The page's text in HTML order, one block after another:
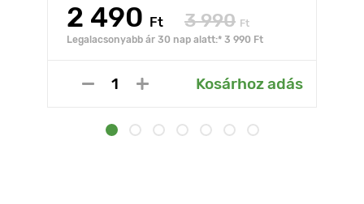
2 490 Ft 3 990 Ft
Legalacsonyabb ár 30 nap alatt:* 3 990 Ft
Kosárhoz adás